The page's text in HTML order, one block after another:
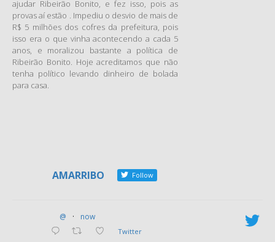
ajudar Ribeirão Bonito, e fez isso, pois as
provas aí estão . Impediu o desvio de mais de
R$ 5 milhões dos cofres da prefeitura, pois
isso era o que vinha acontecendo a cada 5
anos, e moralizou bastante a política de
Ribeirão Bonito. Hoje acreditamos que não
tenha político levando dinheiro de bolada
para casa.
AMARRIBO Follow
@ · now
Twitter